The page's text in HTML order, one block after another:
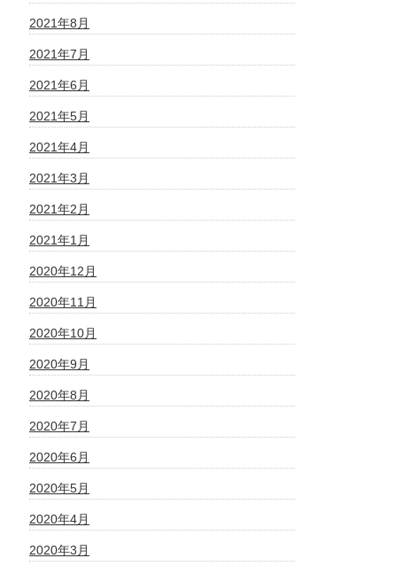
2021年8月
2021年7月
2021年6月
2021年5月
2021年4月
2021年3月
2021年2月
2021年1月
2020年12月
2020年11月
2020年10月
2020年9月
2020年8月
2020年7月
2020年6月
2020年5月
2020年4月
2020年3月